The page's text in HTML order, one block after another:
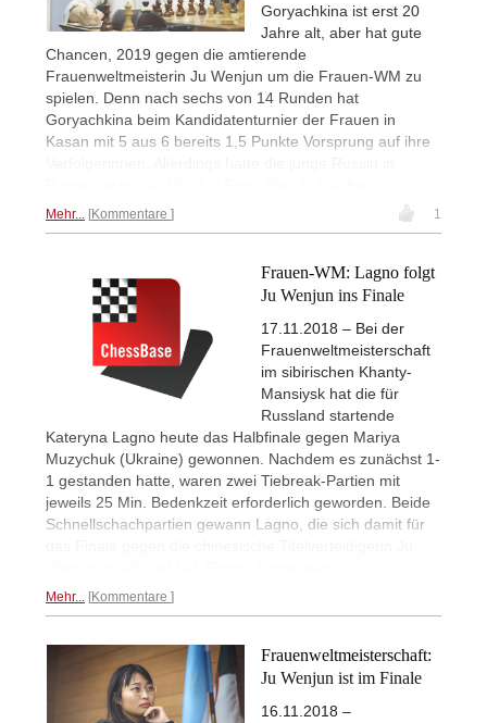
Goryachkina ist erst 20
Jahre alt, aber hat gute
Chancen, 2019 gegen die amtierende
Frauenweltmeisterin Ju Wenjun um die Frauen-WM zu
spielen. Denn nach sechs von 14 Runden hat
Goryachkina beim Kandidatenturnier der Frauen in
Kasan mit 5 aus 6 bereits 1,5 Punkte Vorsprung auf ihre
Mehr... Kommentare 1
Frauen-WM: Lagno folgt
Ju Wenjun ins Finale
17.11.2018 – Bei der
Frauenweltmeisterschaft
im sibirischen Khanty-
Mansiysk hat die für
Russland startende
Kateryna Lagno heute das Halbfinale gegen Mariya
Muzychuk (Ukraine) gewonnen. Nachdem es zunächst 1-
1 gestanden hatte, waren zwei Tiebreak-Partien mit
jeweils 25 Min. Bedenkzeit erforderlich geworden. Beide
Schnellschachpartien gewann Lagno, die sich damit für
Mehr... Kommentare
Frauenweltmeisterschaft:
Ju Wenjun ist im Finale
16.11.2018 –